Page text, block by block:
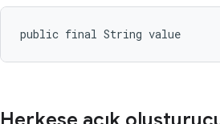
public final String value